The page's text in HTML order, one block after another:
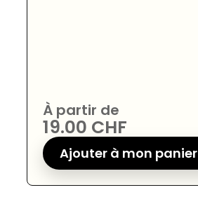
À partir de
19.00 CHF
Ajouter à mon panier